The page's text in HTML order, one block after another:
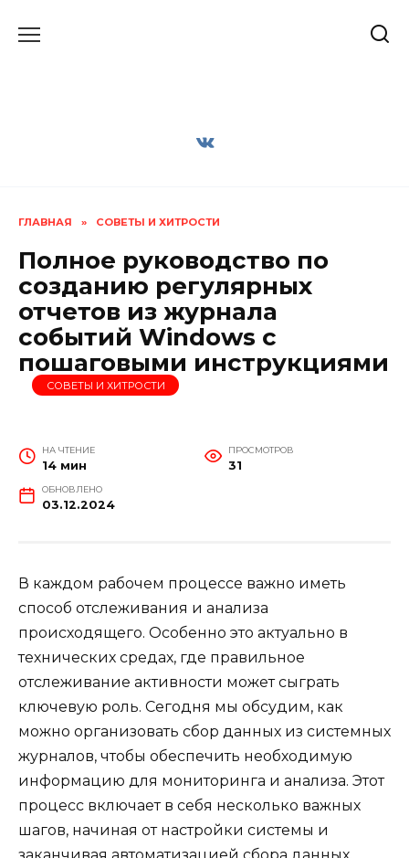
ГЛАВНАЯ » СОВЕТЫ И ХИТРОСТИ
Полное руководство по
созданию регулярных
отчетов из журнала
событий Windows с
пошаговыми инструкциями
СОВЕТЫ И ХИТРОСТИ
НА ЧТЕНИЕ
14 мин
ПРОСМОТРОВ
31
ОБНОВЛЕНО
03.12.2024
В каждом рабочем процессе важно иметь
способ отслеживания и анализа
происходящего. Особенно это актуально в
технических средах, где правильное
отслеживание активности может сыграть
ключевую роль. Сегодня мы обсудим, как
можно организовать сбор данных из системных
журналов, чтобы обеспечить необходимую
информацию для мониторинга и анализа. Этот
процесс включает в себя несколько важных
шагов, начиная от настройки системы и